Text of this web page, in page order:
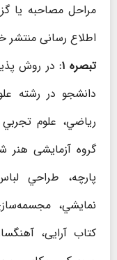
مراحل مصاحبه یا
اطلاع رسانی منتشر
تبصره ۱:
در روش
دانشجو در رشته‌
رياضي، علوم
گروه آزمايشی هنر
پارچه، طراحي
نمايشي،
كتاب آرایی،